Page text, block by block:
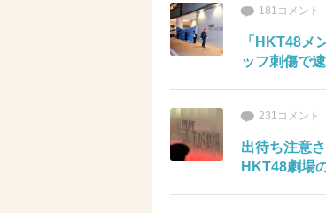
181コメント
「HKT48メ
ッフ刺傷で
231コメント
出待ち注意
HKT48劇場